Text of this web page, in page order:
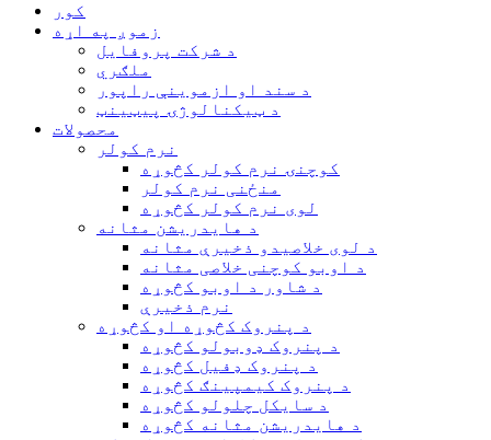
کور
زموږ په اړه
د شرکت پروفایل
ملګري
د سند او ازموینې راپور
د ټیکنالوژۍ پیټینټ
محصولات
نرم کولر
کوچنۍ نرم کولر کڅوړه
منځنی نرم کولر
لوی نرم کولر کڅوړه
د هایدریشن مثانه
د لوی خلاصیدو ذخیرې مثانه
د اوبو کوچنی خلاصی مثانه
د شاور د اوبو کڅوړه
نرم ذخیرې
د پنروک کڅوړه او کڅوړه
د پنروک ډوبولو کڅوړه
د پنروک ډفیل کڅوړه
د پنروک کیمپینګ کڅوړه
د سایکل چلولو کڅوړه
د هایدریشن مثانه کڅوړه